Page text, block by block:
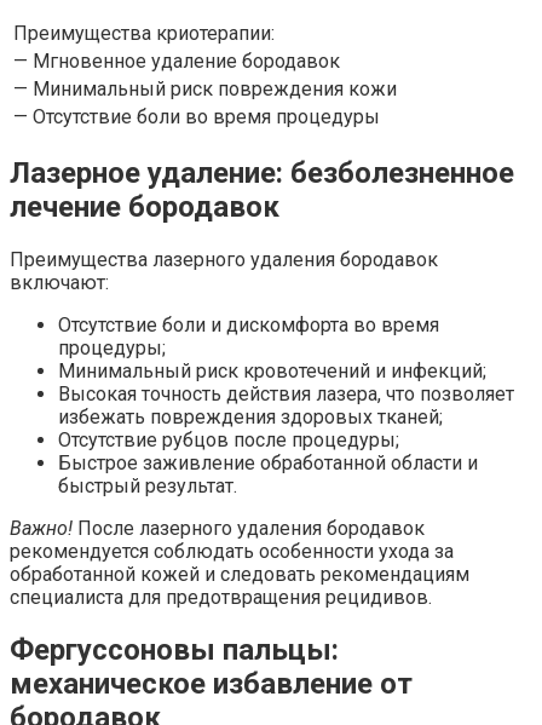
Преимущества криотерапии:
— Мгновенное удаление бородавок
— Минимальный риск повреждения кожи
— Отсутствие боли во время процедуры
Лазерное удаление: безболезненное
лечение бородавок
Преимущества лазерного удаления бородавок
включают:
Отсутствие боли и дискомфорта во время
процедуры;
Минимальный риск кровотечений и инфекций;
Высокая точность действия лазера, что позволяет
избежать повреждения здоровых тканей;
Отсутствие рубцов после процедуры;
Быстрое заживление обработанной области и
быстрый результат.
Важно! После лазерного удаления бородавок
рекомендуется соблюдать особенности ухода за
обработанной кожей и следовать рекомендациям
специалиста для предотвращения рецидивов.
Фергуссоновы пальцы:
механическое избавление от
бородавок